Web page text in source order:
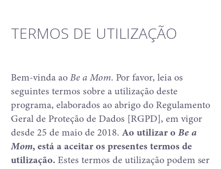
TERMOS DE UTILIZAÇÃO
Bem-vinda aoBe a Mom. Por favor, leia os
seguintes termos sobre a utilização deste
programa, elaborados ao abrigo do Regulamento
Geral de Proteção de Dados [RGPD], em vigor
desde 25 de maio de 2018. Ao utilizar o Be a
Mom, está a aceitar os presentes termos de
utilização. Estes termos de utilização podem ser